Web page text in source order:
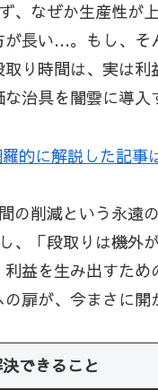
、なぜか生産性
長い…。もし、
取り時間は、実は
治具を闇雲に導
的に解説した記事
の削減という永遠
、「段取りは機
益を生み出すた
扉が、今まさに開
できること